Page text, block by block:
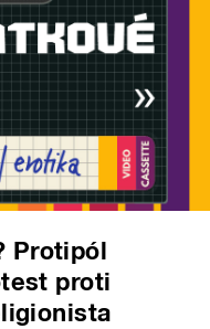
Protipól
proti